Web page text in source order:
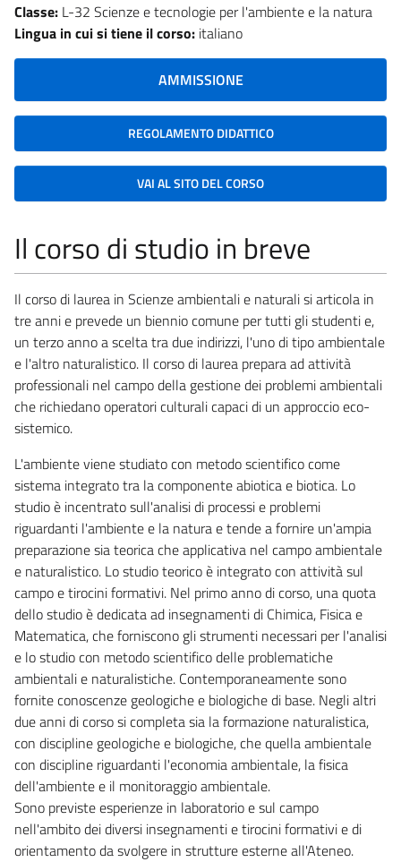
Classe: L-32 Scienze e tecnologie per l'ambiente e la natura
Lingua in cui si tiene il corso: italiano
AMMISSIONE
REGOLAMENTO DIDATTICO
VAI AL SITO DEL CORSO
Il corso di studio in breve
Il corso di laurea in Scienze ambientali e naturali si articola in
tre anni e prevede un biennio comune per tutti gli studenti e,
un terzo anno a scelta tra due indirizzi, l'uno di tipo ambientale
e l'altro naturalistico. Il corso di laurea prepara ad attività
professionali nel campo della gestione dei problemi ambientali
che richiedano operatori culturali capaci di un approccio eco-
sistemico.
L'ambiente viene studiato con metodo scientifico come
sistema integrato tra la componente abiotica e biotica. Lo
studio è incentrato sull'analisi di processi e problemi
riguardanti l'ambiente e la natura e tende a fornire un'ampia
preparazione sia teorica che applicativa nel campo ambientale
e naturalistico. Lo studio teorico è integrato con attività sul
campo e tirocini formativi. Nel primo anno di corso, una quota
dello studio è dedicata ad insegnamenti di Chimica, Fisica e
Matematica, che forniscono gli strumenti necessari per l'analisi
e lo studio con metodo scientifico delle problematiche
ambientali e naturalistiche. Contemporaneamente sono
fornite conoscenze geologiche e biologiche di base. Negli altri
due anni di corso si completa sia la formazione naturalistica,
con discipline geologiche e biologiche, che quella ambientale
con discipline riguardanti l'economia ambientale, la fisica
dell'ambiente e il monitoraggio ambientale.
Sono previste esperienze in laboratorio e sul campo
nell'ambito dei diversi insegnamenti e tirocini formativi e di
orientamento da svolgere in strutture esterne all'Ateneo.